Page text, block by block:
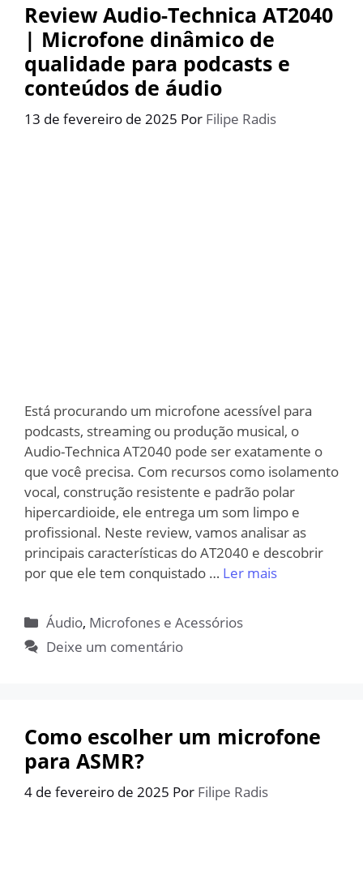
Review Audio-Technica AT2040
| Microfone dinâmico de
qualidade para podcasts e
conteúdos de áudio
13 de fevereiro de 2025 Por Filipe Radis
Está procurando um microfone acessível para
podcasts, streaming ou produção musical, o
Audio-Technica AT2040 pode ser exatamente o
que você precisa. Com recursos como isolamento
vocal, construção resistente e padrão polar
hipercardioide, ele entrega um som limpo e
profissional. Neste review, vamos analisar as
principais características do AT2040 e descobrir
por que ele tem conquistado … Ler mais
Categorias
Áudio, Microfones e Acessórios
Deixe um comentário
Como escolher um microfone
para ASMR?
4 de fevereiro de 2025 Por Filipe Radis